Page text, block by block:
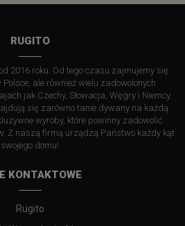
RUGITO
2016 roku. Od tego czasu zajmujemy się
ale również wielu zadowolonych
jak Czechy, Słowacja, Węgry i Niemcy.
się zarówno tanie dywany na każdą
wyroby, które powinny zadowolić
Z naszą firmą urządzą Państwo każdy kąt
swojego domu!
KONTAKTOWE
Rugito